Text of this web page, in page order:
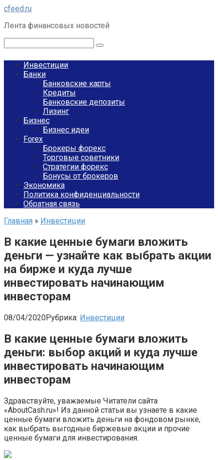
Перейти
контенту
cfeed.ru
Лента финансовых новостей
Инвестиции
Банки
Банковские карты
Кредиты
Банковские депозиты
Лизинг
Бизнес
Бизнес идеи
Forex
Брокеры форекс
Торговые советники
Стратегии форекс
Бонусы от брокеров
Экономика
Политика конфиденциальности
Обратная связь
Главная » Инвестиции
В какие ценные бумаги вложить
деньги — узнайте как выбрать акции
на бирже и куда лучше
инвестировать начинающим
инвесторам
08/04/2020Рубрика: Инвестиции
В какие ценные бумаги вложить
деньги: выбор акций и куда лучше
инвестировать начинающим
инвесторам
Здравствуйте, уважаемые Читатели сайта
«AboutCash.ru»! Из данной статьи вы узнаете в какие
ценные бумаги вложить деньги на фондовом рынке,
как выбрать выгодные биржевые акции и прочие
ценные бумаги для инвестирования.